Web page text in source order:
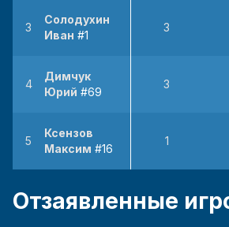
3
Солодухин
Иван #1
3
4
Димчук
Юрий #69
3
5
Ксензов
Максим #16
1
Отзаявленные